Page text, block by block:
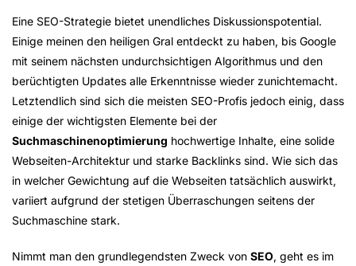
Eine SEO-Strategie bietet unendliches Diskussionspotential.
Einige meinen den heiligen Gral entdeckt zu haben, bis Google
mit seinem nächsten undurchsichtigen Algorithmus und den
berüchtigten Updates alle Erkenntnisse wieder zunichtemacht.
Letztendlich sind sich die meisten SEO-Profis jedoch einig, dass
einige der wichtigsten Elemente bei der
Suchmaschinenoptimierung hochwertige Inhalte, eine solide
Webseiten-Architektur und starke Backlinks sind. Wie sich das
in welcher Gewichtung auf die Webseiten tatsächlich auswirkt,
variiert aufgrund der stetigen Überraschungen seitens der
Suchmaschine stark.
Nimmt man den grundlegendsten Zweck von SEO, geht es im